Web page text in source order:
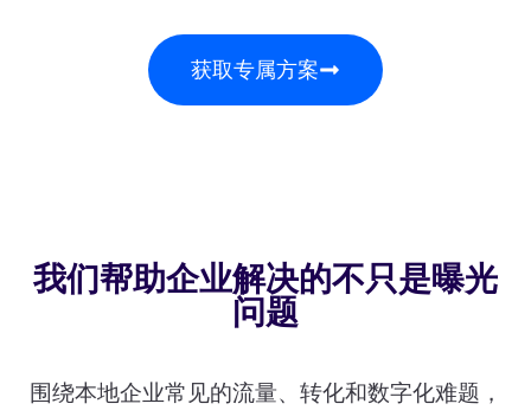
获取专属方案
我们帮助企业解决的不只是曝光
问题
围绕本地企业常见的流量、转化和数字化难题，